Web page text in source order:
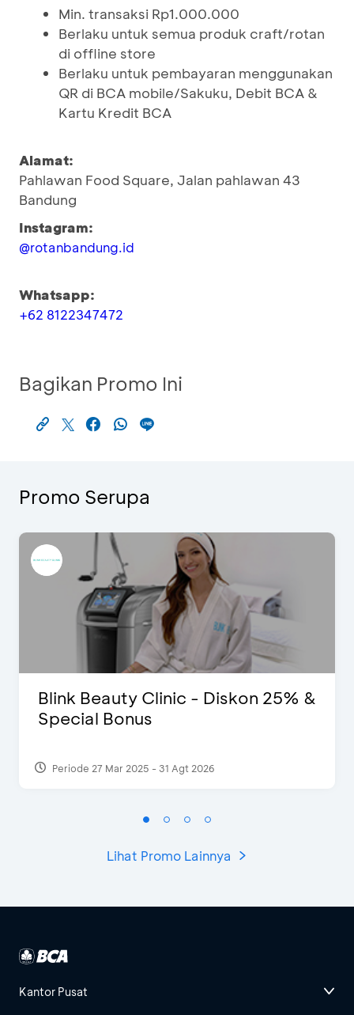
Min. transaksi Rp1.000.000
Berlaku untuk semua produk craft/rotan
di offline store
Berlaku untuk pembayaran menggunakan
QR di BCA mobile/Sakuku, Debit BCA &
Kartu Kredit BCA
Alamat:
Pahlawan Food Square, Jalan pahlawan 43
Bandung
Instagram:
@rotanbandung.id
Whatsapp:
+62 8122347472
Bagikan Promo Ini
Promo Serupa
Blink Beauty Clinic - Diskon 25% &
Special Bonus
Periode 27 Mar 2025 - 31 Agt 2026
Lihat Promo Lainnya
Kantor Pusat